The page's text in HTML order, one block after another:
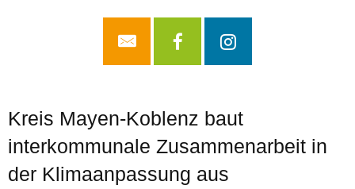
Kreis Mayen-Koblenz baut
interkommunale Zusammenarbeit in
der Klimaanpassung aus